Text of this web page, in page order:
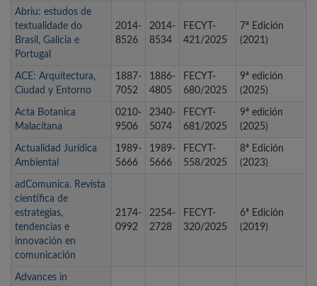
Abriu: estudos de
textualidade do
Brasil, Galicia e
Portugal
2014-
8526
2014-
8534
FECYT-
421/2025
7ª Edición
(2021)
ACE: Arquitectura,
Ciudad y Entorno
1887-
7052
1886-
4805
FECYT-
680/2025
9ª edición
(2025)
Acta Botanica
Malacitana
0210-
9506
2340-
5074
FECYT-
681/2025
9ª edición
(2025)
Actualidad Jurídica
Ambiental
1989-
5666
1989-
5666
FECYT-
558/2025
8ª Edición
(2023)
adComunica. Revista
científica de
estrategias,
tendencias e
innovación en
comunicación
2174-
0992
2254-
2728
FECYT-
320/2025
6ª Edición
(2019)
Advances in